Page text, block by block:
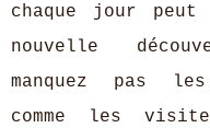
chaque jour
nouvelle
manquez pas
comme les